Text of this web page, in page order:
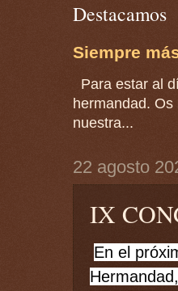
Destacamos
Siempre
Para estar al
hermandad.
nuestra...
22 agosto
IX
En el